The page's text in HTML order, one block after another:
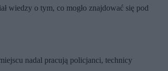
wiedzy o tym, co mogło znajdować się pod
nadal pracują policjanci, technicy